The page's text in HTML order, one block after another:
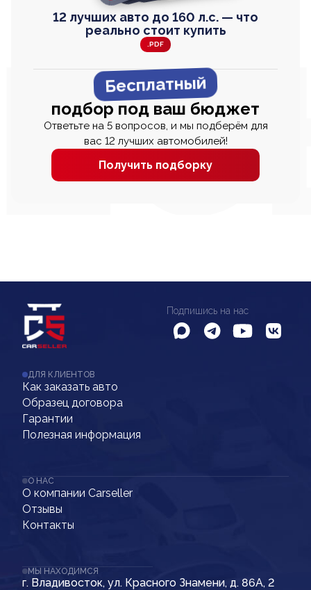
12 лучших авто до 160 л.с. — что
реально стоит купить
.PDF
Бесплатный
подбор под ваш бюджет
Ответьте на 5 вопросов, и мы подберём для
вас 12 лучших автомобилей!
Получить подборку
Подпишись на нас
ДЛЯ КЛИЕНТОВ
Как заказать авто
Образец договора
Гарантии
Полезная информация
О НАС
О компании Carseller
Отзывы
Контакты
МЫ НАХОДИМСЯ
г. Владивосток, ул. Красного Знамени, д. 86А, 2